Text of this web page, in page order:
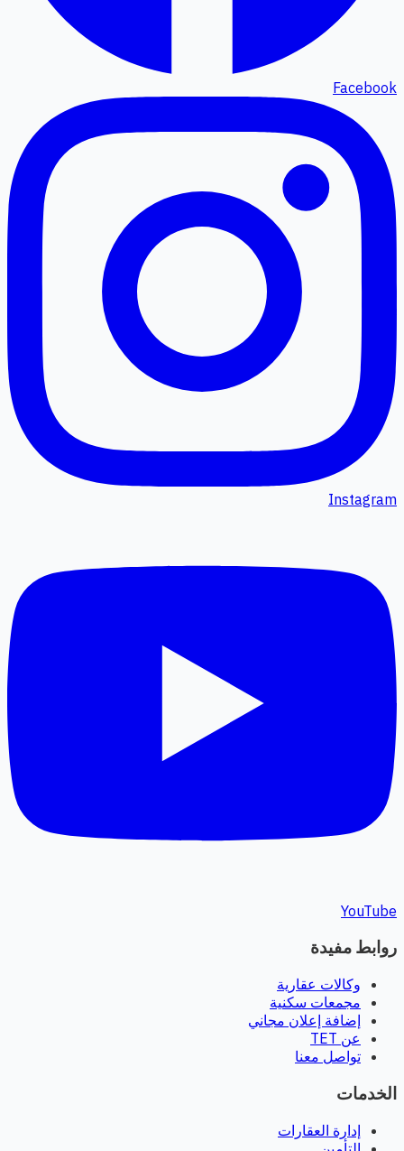
Facebook
Instagram
YouTube
روابط مفيدة
وكالات عقارية
مجمعات سكنية
إضافة إعلان مجاني
عن TET
تواصل معنا
الخدمات
إدارة العقارات